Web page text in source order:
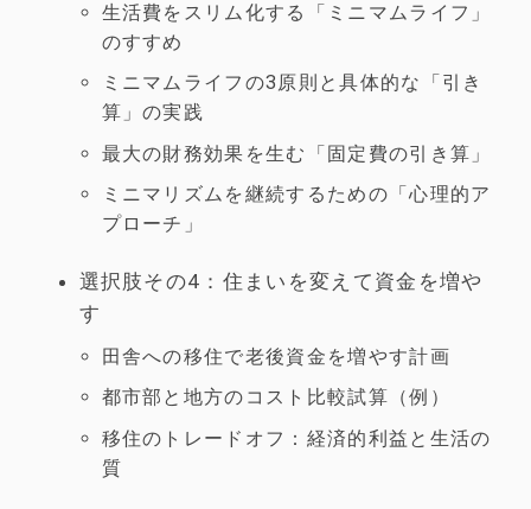
生活費をスリム化する「ミニマムライフ」
のすすめ
ミニマムライフの3原則と具体的な「引き
算」の実践
最大の財務効果を生む「固定費の引き算」
ミニマリズムを継続するための「心理的ア
プローチ」
選択肢その4：住まいを変えて資金を増や
す
田舎への移住で老後資金を増やす計画
都市部と地方のコスト比較試算（例）
移住のトレードオフ：経済的利益と生活の
質